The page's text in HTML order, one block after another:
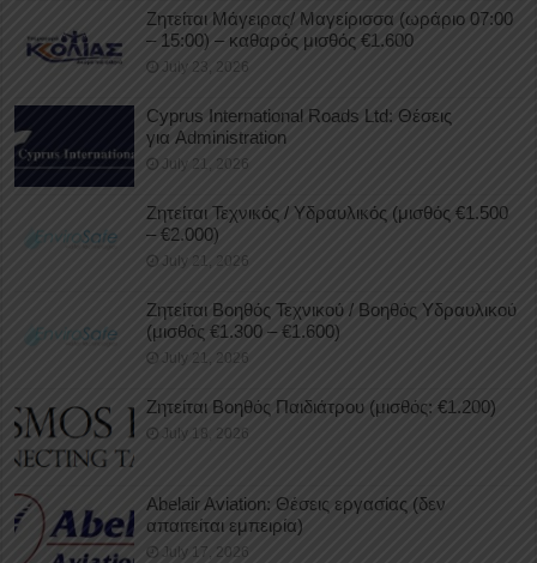
Ζητείται Μάγειρας/ Μαγείρισσα (ωράριο 07:00
– 15:00) – καθαρός μισθός €1.600
July 23, 2026
Cyprus International Roads Ltd: Θέσεις
για Administration
July 21, 2026
Ζητείται Τεχνικός / Υδραυλικός (μισθός €1.500
– €2.000)
July 21, 2026
Ζητείται Βοηθός Τεχνικού / Βοηθός Υδραυλικού
(μισθός €1.300 – €1.600)
July 21, 2026
Ζητείται Βοηθός Παιδιάτρου (μισθός: €1.200)
July 18, 2026
Abelair Aviation: Θέσεις εργασίας (δεν
απαιτείται εμπειρία)
July 17, 2026